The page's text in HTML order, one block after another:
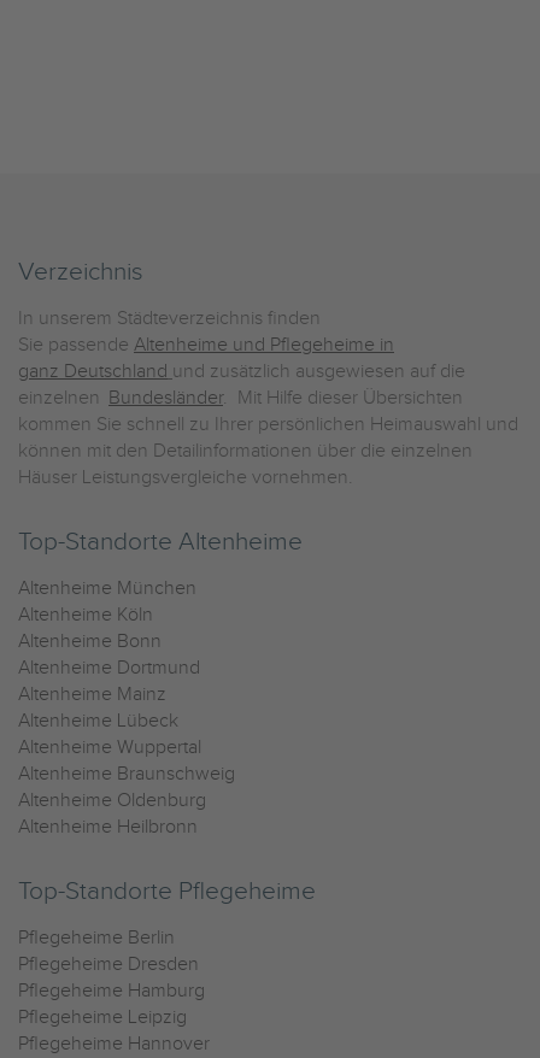
Verzeichnis
In unserem Städteverzeichnis finden
Sie passende Altenheime und Pflegeheime in
ganz Deutschland und zusätzlich ausgewiesen auf die
einzelnen Bundesländer. Mit Hilfe dieser Übersichten
kommen Sie schnell zu Ihrer persönlichen Heimauswahl und
können mit den Detailinformationen über die einzelnen
Häuser Leistungsvergleiche vornehmen.
Top-Standorte Altenheime
Altenheime München
Altenheime Köln
Altenheime Bonn
Altenheime Dortmund
Altenheime Mainz
Altenheime Lübeck
Altenheime Wuppertal
Altenheime Braunschweig
Altenheime Oldenburg
Altenheime Heilbronn
Top-Standorte Pflegeheime
Pflegeheime Berlin
Pflegeheime Dresden
Pflegeheime Hamburg
Pflegeheime Leipzig
Pflegeheime Hannover